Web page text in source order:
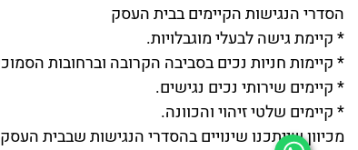
הסדרי הנגישות הקיימים בבית העסק
* קיימת גישה לבעלי מוגבלויות.
* קיימות חניות נכים בסביבה הקרובה וברחובות
* קיימים שירותי נכים נגישים.
* קיימים שלטי זיהוי והכוונה.
מכיוון שייתכנו שינויים בהסדרי הנגישות שבבית